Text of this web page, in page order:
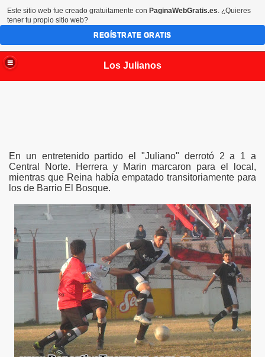
Los Julianos
En un entretenido partido el "Juliano" derrotó 2 a 1 a
Central Norte. Herrera y Marin marcaron para el local,
mientras que Reina había empatado transitoriamente para
los de Barrio El Bosque.
Tucumana de Futbolítulo de la nueva página
Este sitio web fue creado gratuitamente con PaginaWebGratis.es. ¿Quieres
tener tu propio sitio web?
REGÍSTRATE GRATIS